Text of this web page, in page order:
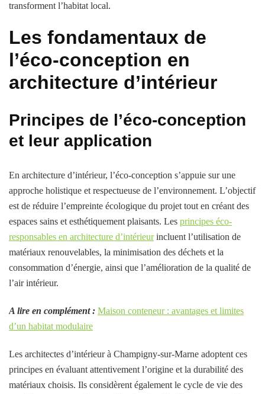
transforment l’habitat local.
Les fondamentaux de
l’éco-conception en
architecture d’intérieur
Principes de l’éco-conception
et leur application
En architecture d’intérieur, l’éco-conception s’appuie sur une
approche holistique et respectueuse de l’environnement. L’objectif
est de réduire l’empreinte écologique du projet tout en créant des
espaces sains et esthétiquement plaisants. Les principes éco-
responsables en architecture d’intérieurincluent l’utilisation de
matériaux renouvelables, la minimisation des déchets et la
consommation d’énergie, ainsi que l’amélioration de la qualité de
l’air intérieur.
A lire en complément : Maison conteneur : avantages et limites
d’un habitat modulaire
Les architectes d’intérieur à Champigny-sur-Marne adoptent ces
principes en évaluant attentivement l’origine et la durabilité des
matériaux choisis. Ils considèrent également le cycle de vie des